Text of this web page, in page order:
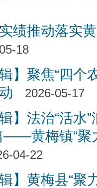
绩推动落实
18
】聚焦“四个
2026-05-17
】法治“活水
——黄梅镇“聚
04-22
】黄梅县“聚